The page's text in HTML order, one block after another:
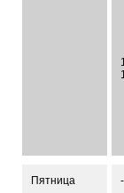
Пятница